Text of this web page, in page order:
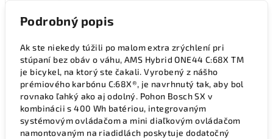
Podrobný popis
Ak ste niekedy túžili po malom extra zrýchlení pri
stúpaní bez obáv o váhu, AMS Hybrid ONE44 C:68X TM
je bicykel, na ktorý ste čakali. Vyrobený z nášho
prémiového karbónu C:68X®, je navrhnutý tak, aby bol
rovnako ľahký ako aj odolný. Pohon Bosch SX v
kombinácii s 400 Wh batériou, integrovaným
systémovým ovládačom a mini diaľkovým ovládačom
namontovaným na riadidlách poskytuje dodatočný